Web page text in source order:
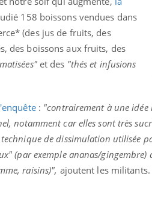
158 boissons vendues dans
(des jus de fruits, des
des boissons aux fruits, des
et des "thés et infusions
: "contrairement à une idée
notamment car elles sont très
technique de dissimulation utilisée
(par exemple ananas/
raisins)", ajoutent les militants.